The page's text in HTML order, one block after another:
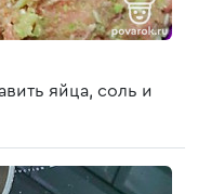
яйца, соль и